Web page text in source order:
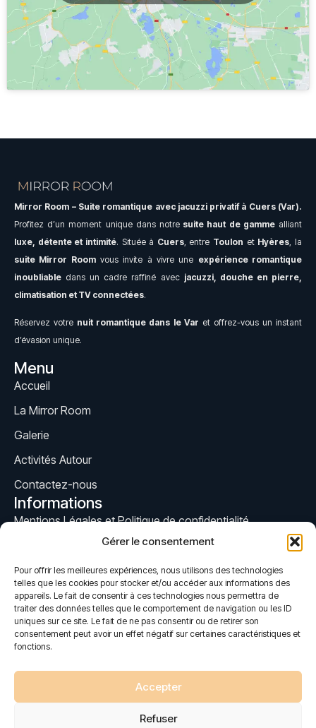
Gérer le consentement
Pour offrir les meilleures expériences, nous utilisons des technologies
telles que les cookies pour stocker et/ou accéder aux informations des
appareils. Le fait de consentir à ces technologies nous permettra de
traiter des données telles que le comportement de navigation ou les ID
uniques sur ce site. Le fait de ne pas consentir ou de retirer son
consentement peut avoir un effet négatif sur certaines caractéristiques et
fonctions.
Accepter
Refuser
Mirror Room – Suite romantique avec jacuzzi privatif à Cuers (Var).
Profitez d’un moment unique dans notre suite haut de gammealliant
luxe, détente et intimité. Située à Cuers, entre Toulon et Hyères , la
suite Mirror Roomvous invite à vivre une expérience romantique
inoubliable dans un cadre raffiné avec jacuzzi, douche en pierre,
climatisation et TV connectées.
Réservez votre nuit romantique dans le Var et offrez-vous un instant
d’évasion unique.
Menu
Accueil
La Mirror Room
Galerie
Activités Autour
Contactez-nous
Informations
Mentions Légales et Politique de confidentialité
Conditions Générales de Vente
Contact
06 25 10 36 20
575 Rue Amédéo Modigliani, 83390 Cuers
mirrorroomcuers@gmail.com